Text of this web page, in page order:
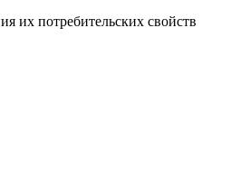
их потребительских свойств